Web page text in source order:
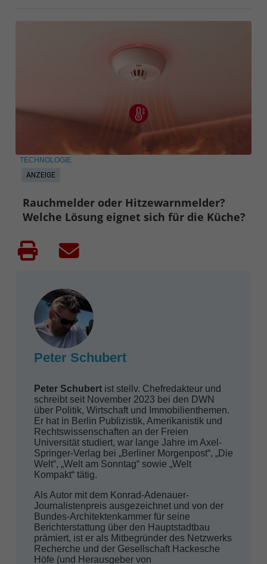
ANZEIGE
TECHNOLOGIE
Rauchmelder oder Hitzewarnmelder?
Welche Lösung eignet sich für die Küche?
Peter Schubert
Peter Schubert ist stellv. Chefredakteur und
schreibt seit November 2023 bei den DWN
über Politik, Wirtschaft und Immobilienthemen.
Er hat in Berlin Publizistik, Amerikanistik und
Rechtswissenschaften an der Freien
Universität studiert, war lange Jahre im Axel-
Springer-Verlag bei „Berliner Morgenpost“, „Die
Welt“, „Welt am Sonntag“ sowie „Welt
Kompakt“ tätig.
Als Autor mit dem Konrad-Adenauer-
Journalistenpreis ausgezeichnet und von der
Bundes-Architektenkammer für seine
Berichterstattung über den Hauptstadtbau
prämiert, ist er als Mitbegründer des Netzwerks
Recherche und der Gesellschaft Hackesche
Höfe (und Herausgeber von